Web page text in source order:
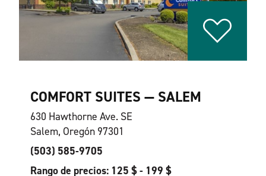
COMFORT SUITES — SALEM
630 Hawthorne Ave. SE
Salem, Oregón 97301
(503) 585-9705
Rango de precios: 125 $ - 199 $